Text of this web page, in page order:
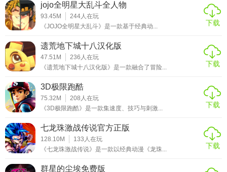
jojo全明星大乱斗全人物
93.45M 244人在玩
《JOJO全明星大乱斗》是一款基于经典动...
下载
遗荒地下城十八汉化版
47.51M 236 人在玩
《遗荒地下城十八汉化版》是一款融合了冒险...
下载
3D极限跑酷
75.32M 208 人在玩
《3D极限跑酷》是一款集速度、技巧与刺激...
下载
七龙珠激战传说官方正版
128.10M 133 人在玩
《七龙珠激战传说》是一款以经典动漫《龙珠...
下载
群星的尘埃免费版